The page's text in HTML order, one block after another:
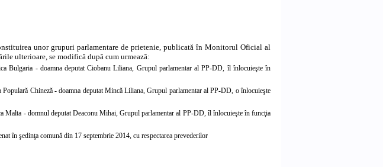
unor grupuri parlamentare de prietenie, publicată în Monitorul Oficial al
ulterioare, se modifică după cum urmează:
Bulgaria - doamna deputat Ciobanu Liliana, Grupul parlamentar al PP-DD, îl înlocuieşte în
Chineză - doamna deputat Mincă Liliana, Grupul parlamentar al PP-DD, o înlocuieşte
Malta - domnul deputat Deaconu Mihai, Grupul parlamentar al PP-DD, îl înlocuieşte în funcţia
în şedinţa comună din 17 septembrie 2014, cu respectarea prevederilor